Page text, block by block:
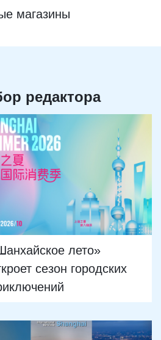
магазины
редактора
лето»
сезон городских